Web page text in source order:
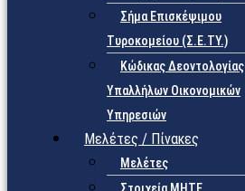
Σήμα Επισκέψιμου
Τυροκομείου (Σ.Ε.TY.)
Κώδικας Δεοντολογίας
Υπαλλήλων Οικονομικών
Υπηρεσιών
Μελέτες / Πίνακες
Μελέτες